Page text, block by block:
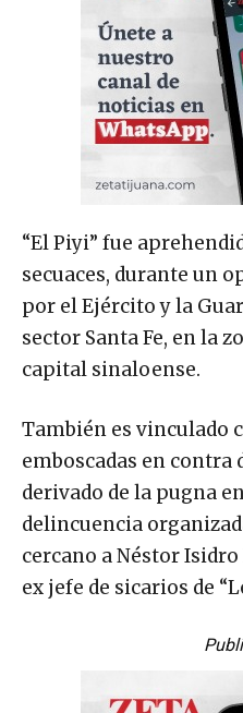
“El Piyi” fue
secuaces, durante un
por el Ejército y la
sector Santa Fe, en la
capital sinaloense.
También es vinculado
emboscadas en contra
derivado de la pugna
delincuencia
cercano a Néstor Isidro
ex jefe de sicarios de